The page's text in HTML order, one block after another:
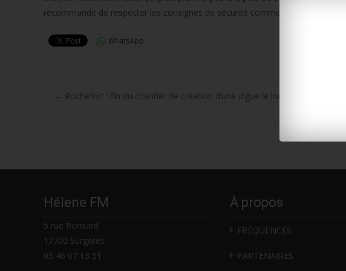
recommandé de respecter les consignes de sécurité comme s’informer sur
WhatsApp
Post
← Rochefort : fin du chantier de création d’une digue le long du fleuve
Hélene FM
5 rue Ronsard
17700 Surgères
05 46 07 13 51
À propos
FRÉQUENCES
PARTENAIRES